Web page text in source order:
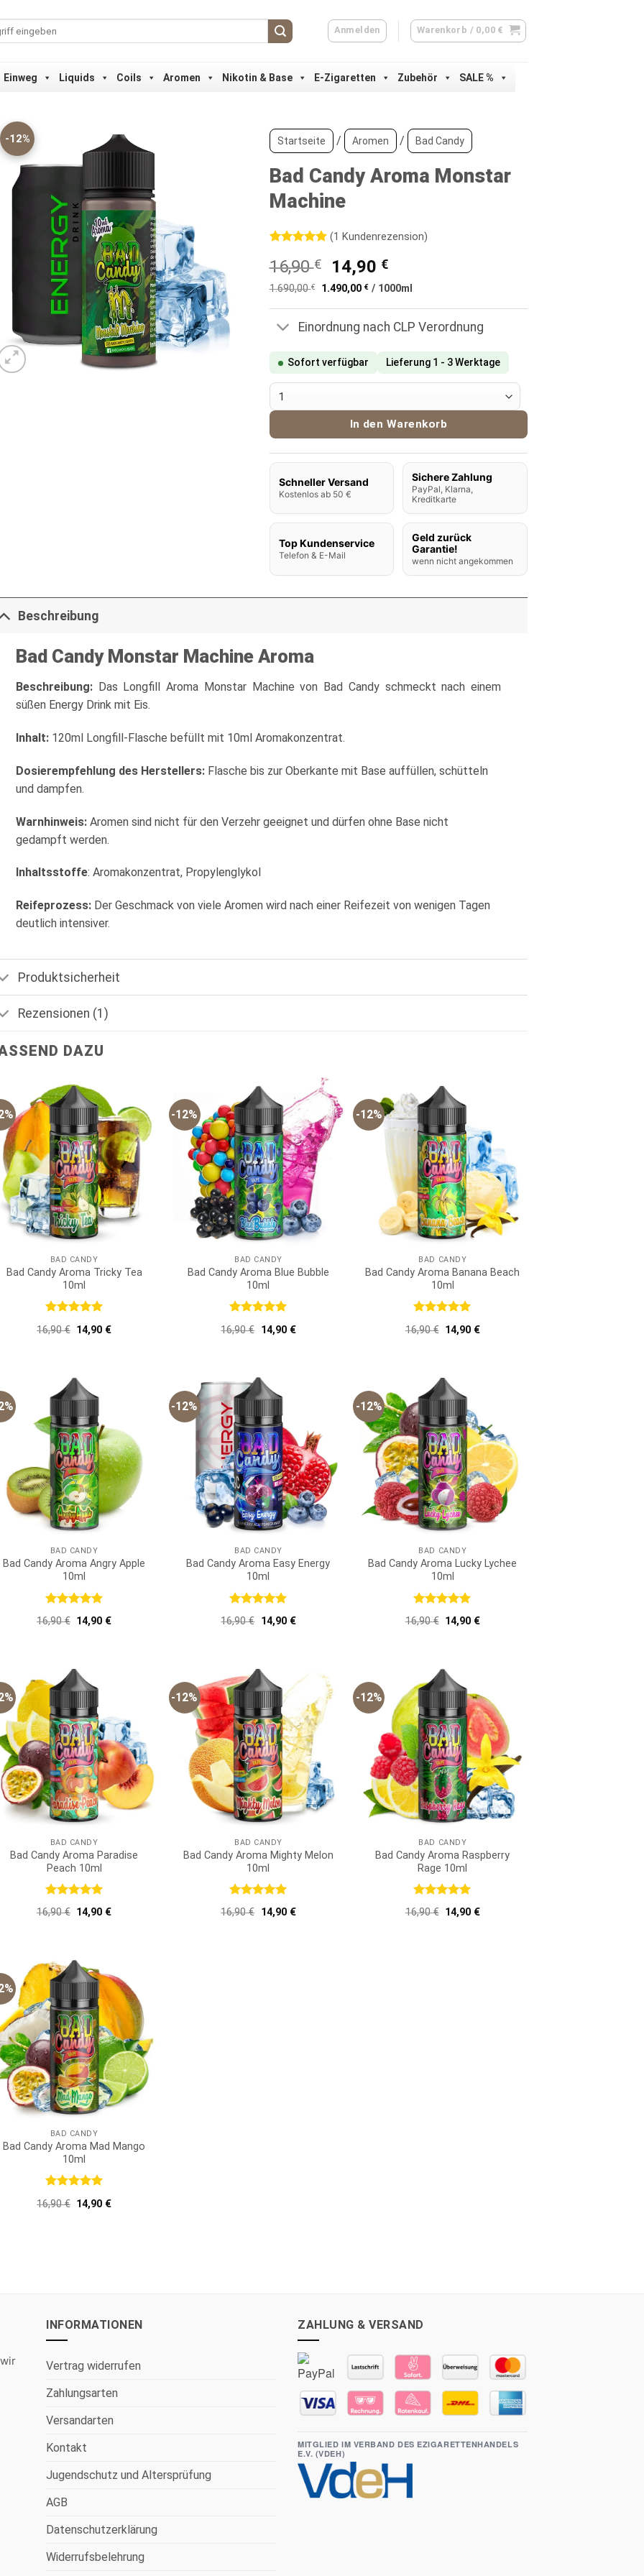
Anmelden Warenkorb / 0,00 €
Einweg Liquids Coils Aromen Nikotin & Base E-Zigaretten Zubehör SALE %
-12% Startseite / Aromen / Bad Candy
Bad Candy Aroma Monstar
Machine
mit 5von
5, basierend
auf
(1 Kundenrezension)
16,90€
Ursprünglicher
Preis
war:
16,90 €
14,90 €Aktueller
Preis
14,90 €.
1.690,00€ 1.490,00 €/ 1000ml
Einordnung nach CLP Verordnung
Sofort verfügbar Lieferung 1 - 3 Werktage
Bad Candy Aroma Monstar Machine Menge
In den Warenkorb
Schneller Versand
Kostenlos ab 50 €
Sichere Zahlung
PayPal, Klarna,
Kreditkarte
Top Kundenservice
Telefon & E-Mail
Geld zurück
Garantie!
wenn nicht angekommen
Beschreibung
Bad Candy Monstar Machine Aroma
Beschreibung: Das Longfill Aroma Monstar Machine von Bad Candy schmeckt nach einem
süßen Energy Drink mit Eis.
Inhalt:120ml Longfill-Flasche befüllt mit 10ml Aromakonzentrat.
Dosierempfehlung des Herstellers:Flasche bis zur Oberkante mit Base auffüllen, schütteln
und dampfen.
Warnhinweis:Aromen sind nicht für den Verzehr geeignet und dürfen ohne Base nicht
gedampft werden.
Inhaltsstoffe: Aromakonzentrat, Propylenglykol
Reifeprozess:Der Geschmack von viele Aromen wird nach einer Reifezeit von wenigen Tagen
deutlich intensiver.
Produktsicherheit
Rezensionen (1)
DAZU
BAD CANDY
Bad Candy Aroma Tricky Tea
10ml
Bewertet
mit5 von
16,90€ Ursprünglicher
Preis
14,90 €Aktueller
-12%
BAD CANDY
Bad Candy Aroma Blue Bubble
10ml
Bewertet
mit5 von
16,90€ Ursprünglicher
Preis
14,90 €Aktueller
-12%
BAD CANDY
Bad Candy Aroma Banana Beach
10ml
Bewertet
mit5 von
16,90€ Ursprünglicher
Preis
14,90 €Aktueller
BAD CANDY
Bad Candy Aroma Angry Apple
10ml
Bewertet
mit 5
von
16,90€ Ursprünglicher
Preis
14,90 €Aktueller
-12%
BAD CANDY
Bad Candy Aroma Easy Energy
10ml
Bewertet
mit 5
von
16,90€ Ursprünglicher
Preis
14,90 €Aktueller
-12%
BAD CANDY
Bad Candy Aroma Lucky Lychee
10ml
Bewertet
mit 5 von
16,90€ Ursprünglicher
Preis
14,90 €Aktueller
BAD CANDY
Bad Candy Aroma Paradise
Peach 10ml
Bewertet
mit 5
von
16,90€ Ursprünglicher
Preis
14,90 €Aktueller
-12%
BAD CANDY
Bad Candy Aroma Mighty Melon
10ml
Bewertet
mit 5
von
16,90€ Ursprünglicher
Preis
14,90 €Aktueller
-12%
BAD CANDY
Bad Candy Aroma Raspberry
Rage 10ml
Bewertet
mit 5 von
16,90€ Ursprünglicher
Preis
14,90 €Aktueller
BAD CANDY
Bad Candy Aroma Mad Mango
10ml
Bewertet
mit5 von
16,90€ Ursprünglicher
Preis
14,90 €Aktueller
INFORMATIONEN
Vertrag widerrufen
Zahlungsarten
Versandarten
Kontakt
Jugendschutz und Altersprüfung
AGB
Datenschutzerklärung
Widerrufsbelehrung
ZAHLUNG & VERSAND
MITGLIED IM VERBAND DES EZIGARETTENHANDELS
E.V. (VDEH)